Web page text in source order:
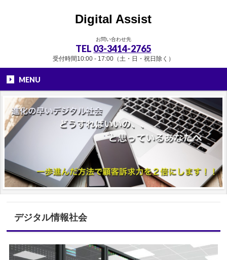
Digital Assist
お問い合わせ先
TEL 03-3414-2765
受付時間10:00 - 17:00（土・日・祝日除く）
MENU
デジタル情報社会